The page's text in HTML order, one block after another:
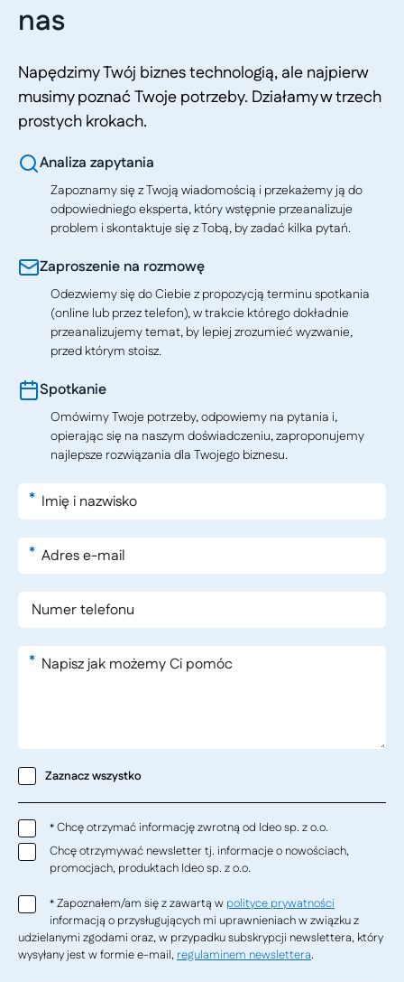
nas
Napędzimy Twój biznes technologią, ale najpierw
musimy poznać Twoje potrzeby. Działamy w trzech
prostych krokach.
Analiza zapytania
Zapoznamy się z Twoją wiadomością i przekażemy ją do
odpowiedniego eksperta, który wstępnie przeanalizuje
problem i skontaktuje się z Tobą, by zadać kilka pytań.
Zaproszenie na rozmowę
Odezwiemy się do Ciebie z propozycją terminu spotkania
(online lub przez telefon), w trakcie którego dokładnie
przeanalizujemy temat, by lepiej zrozumieć wyzwanie,
przed którym stoisz.
Spotkanie
Omówimy Twoje potrzeby, odpowiemy na pytania i,
opierając się na naszym doświadczeniu, zaproponujemy
najlepsze rozwiązania dla Twojego biznesu.
*
*
*
Zaznacz wszystko
*Chcę otrzymać informację zwrotną od Ideo sp. z o.o.
Chcę otrzymywać newsletter tj. informacje o nowościach,
promocjach, produktach Ideo sp. z o.o.
*Zapoznałem/am się z zawartą w polityce prywatności
informacją o przysługujących mi uprawnieniach w związku z
udzielanymi zgodami oraz, w przypadku subskrypcji newslettera, który
wysyłany jest w formie e-mail, regulaminem newslettera.